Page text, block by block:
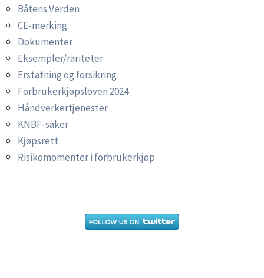
Båtens Verden
CE-merking
Dokumenter
Eksempler/rariteter
Erstatning og forsikring
Forbrukerkjøpsloven 2024
Håndverkertjenester
KNBF-saker
Kjøpsrett
Risikomomenter i forbrukerkjøp